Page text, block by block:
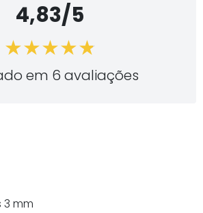
4,83/5
em 6 avaliações
mm